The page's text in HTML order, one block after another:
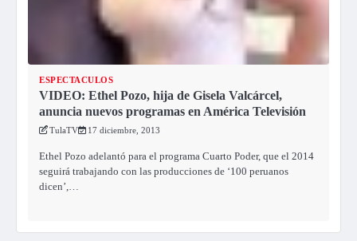
ESPECTACULOS
VIDEO: Ethel Pozo, hija de Gisela Valcárcel,
anuncia nuevos programas en América Televisión
TulaTV 17 diciembre, 2013
Ethel Pozo adelantó para el programa Cuarto Poder, que el 2014
seguirá trabajando con las producciones de ‘100 peruanos
dicen’,…